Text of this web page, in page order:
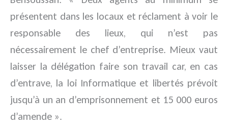
présentent dans les locaux et réclament à voir le
responsable des lieux, qui n’est pas
nécessairement le chef d’entreprise. Mieux vaut
laisser la délégation faire son travail car, en cas
d’entrave, la loi Informatique et libertés prévoit
jusqu’à un an d’emprisonnement et 15 000 euros
d’amende ».